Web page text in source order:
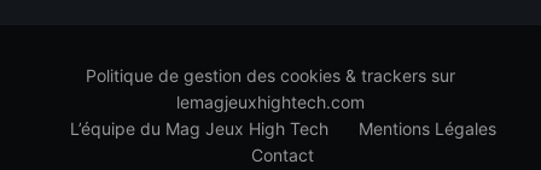
Politique de gestion des cookies & trackers sur
lemagjeuxhightech.com
L’équipe du Mag Jeux High Tech
Mentions Légales
Contact